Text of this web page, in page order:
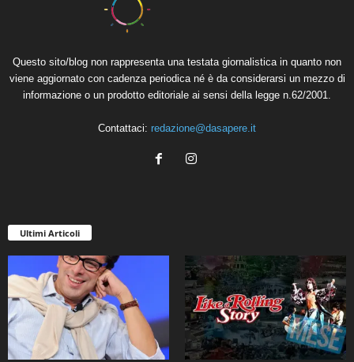
Questo sito/blog non rappresenta una testata giornalistica in quanto non
viene aggiornato con cadenza periodica né è da considerarsi un mezzo di
informazione o un prodotto editoriale ai sensi della legge n.62/2001.
Contattaci: redazione@dasapere.it
Ultimi Articoli